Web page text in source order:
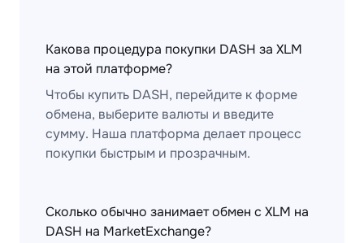
Какова процедура покупки DASH за XLM
на этой платформе?
Чтобы купить DASH, перейдите к форме
обмена, выберите валюты и введите
сумму. Наша платформа делает процесс
покупки быстрым и прозрачным.
Сколько обычно занимает обмен с XLM на
DASH на MarketExchange?